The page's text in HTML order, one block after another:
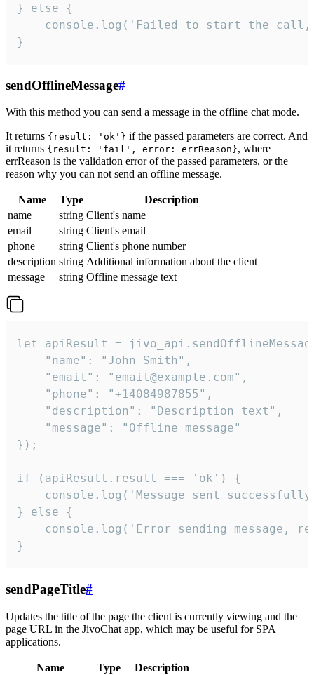
} else {
console.log('Failed to start the
}
sendOfflineMessage#
With this method you can send a message in the offline chat mode.
It returns {result: 'ok'} if the passed parameters are correct. And
it returns {result: 'fail', error: errReason}, where
errReason is the validation error of the passed parameters, or the
reason why you can not send an offline message.
Name Type
Description
name
string Client's name
email
string Client's email
phone
string Client's phone number
description string Additional information about the client
message
string Offline message text
let apiResult =
    "name": "John Smith",
    "email": "email@example.com",
    "phone": "+14084987855",
    "description": "Description text",
    "message": "Offline message"
});
if (apiResult.result === 'ok') {
console.log('Message sent
} else {
console.log('Error sending message,
}
sendPageTitle#
Updates the title of the page the client is currently viewing and the
page URL in the JivoChat app, which may be useful for SPA
applications.
Name Type
Description